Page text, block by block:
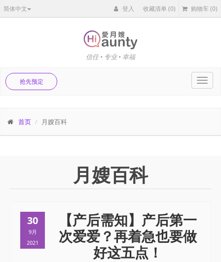
简体中文 登入 收藏清单(0) 购物车(0)
信任 • 专业 • 幸福
抢先预定
首页 月嫂百科
月嫂百科
30
9月
2021
【产后需知】产后第一
次爱爱？再着急也要做
好这五点！